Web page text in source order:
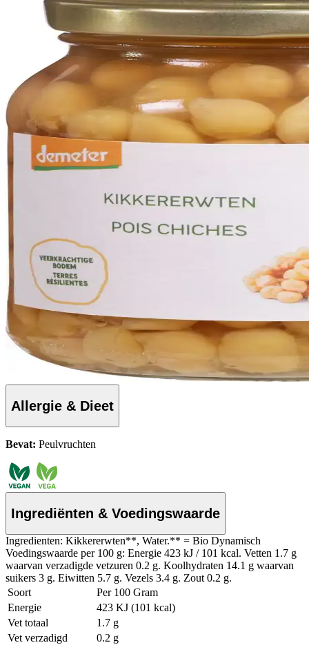
Allergie & Dieet
Bevat: Peulvruchten
Ingrediënten & Voedingswaarde
Ingredienten: Kikkererwten**, Water.** = Bio Dynamisch
Voedingswaarde per 100 g: Energie 423 kJ / 101 kcal. Vetten 1.7 g
waarvan verzadigde vetzuren 0.2 g. Koolhydraten 14.1 g waarvan
suikers 3 g. Eiwitten 5.7 g. Vezels 3.4 g. Zout 0.2 g.
Soort
Per 100 Gram
Energie
423 KJ (101 kcal)
Vet totaal
1.7 g
Vet verzadigd
0.2 g